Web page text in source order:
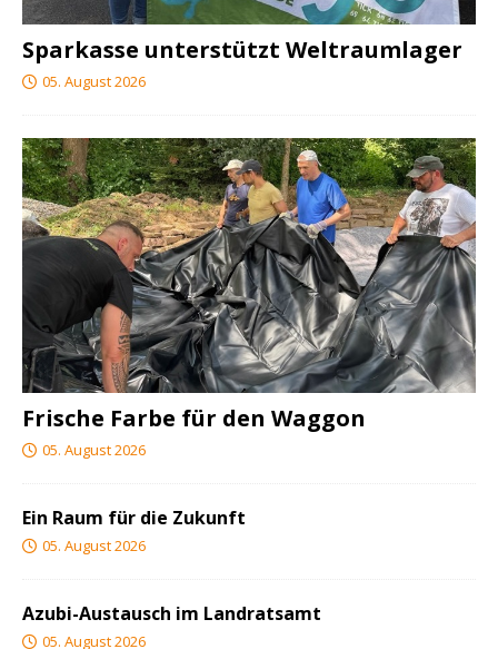
Sparkasse unterstützt Weltraumlager
05. August 2026
Frische Farbe für den Waggon
05. August 2026
Ein Raum für die Zukunft
05. August 2026
Azubi-Austausch im Landratsamt
05. August 2026